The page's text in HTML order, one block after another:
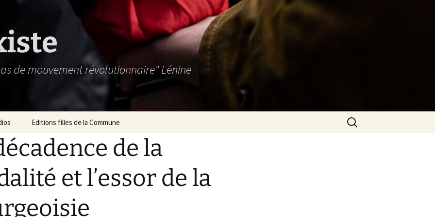
de mouvement révolutionnaire" Lénine
Editions filles de la Commune Rechercher :
de la
et l’essor de la